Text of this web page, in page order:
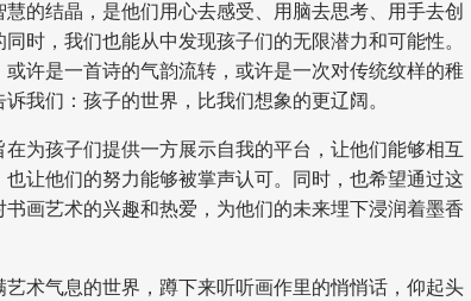
结晶，是他们用心去感受、用脑去思考、用手去创
时，我们也能从中发现孩子们的无限潜力和可能性。
许是一首诗的气韵流转，或许是一次对传统纹样的稚
我们：孩子的世界，比我们想象的更辽阔。
孩子们提供一方展示自我的平台，让他们能够相互
让他们的努力能够被掌声认可。同时，也希望通过这
画艺术的兴趣和热爱，为他们的未来埋下浸润着墨香
气息的世界，蹲下来听听画作里的悄悄话，仰起头